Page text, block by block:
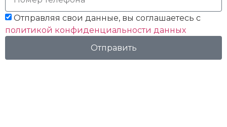
Отправляя свои данные, вы соглашаетесь с
политикой конфиденциальности данных
Отправить